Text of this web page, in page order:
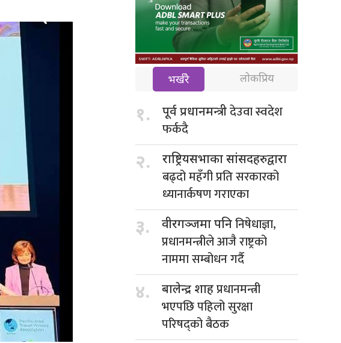
भर्खरै लोकप्रिय
१. पूर्व प्रधानमन्त्रीदेउवा स्वदेश
फर्कदै
२. राष्ट्रियसभाका सांसदहरुद्वारा
बढ्दो महँगी प्रति सरकारको
ध्यानार्कषण गराएका
३. वीरगञ्जमा पनिनिषेधाज्ञा,
प्रधानमन्त्रीले आजै राष्ट्रको
नाममा सम्बोधन गर्दै
४. बालेन्द्र शाहप्रधानमन्त्री
भएपछि पहिलो सुरक्षा
परिषद्को बैठक